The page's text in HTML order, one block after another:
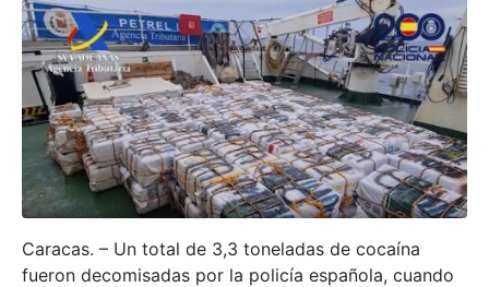
Caracas. – Un total de 3,3 toneladas de cocaína
fueron decomisadas por la policía española, cuando